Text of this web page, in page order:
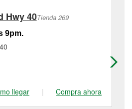
Hwy 40Tienda 269
9pm.
llegar | Compra ahora